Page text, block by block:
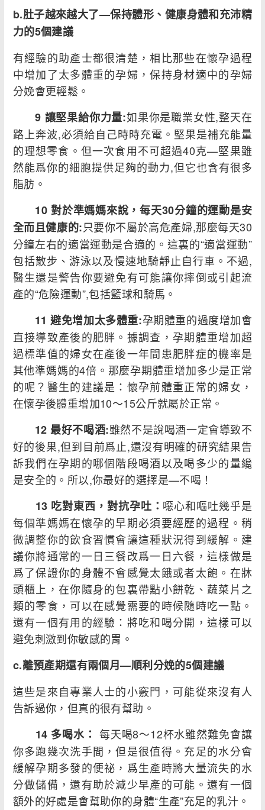
b.肚子越來越大了—保持體形、健康身體和充沛精
力的5個建議
有經驗的助產士都很清楚，相比那些在懷孕過程
中增加了太多體重的孕婦，保持身材適中的孕婦
分娩會更輕鬆。
9 讓堅果給你力量:如果你是職業女性,整天在
路上奔波,必須給自己時時充電。堅果是補充能量
的理想零食。但一次食用不可超過40克—堅果雖
然能爲你的細胞提供足夠的動力,但它也含有很多
脂肪。
10 對於準媽媽來說，每天30分鐘的運動是安
全而且健康的:只要你不屬於高危產婦,那麼每天30
分鐘左右的適當運動是合適的。這裏的“適當運動”
包括散步、游泳以及慢速地騎靜止自行車。不過,
醫生還是警告你要避免有可能讓你摔倒或引起流
產的“危險運動”,包括籃球和騎馬。
11 避免增加太多體重:孕期體重的過度增加會
直接導致產後的肥胖。據調查，孕期體重增加超
過標準值的婦女在產後一年間患肥胖症的機率是
其他準媽媽的4倍。那麼孕期體重增加多少是正常
的呢？醫生的建議是：懷孕前體重正常的婦女，
在懷孕後體重增加10～15公斤就屬於正常。
12 最好不喝酒:雖然不是說喝酒一定會導致不
好的後果,但到目前爲止,還沒有明確的研究結果告
訴我們在孕期的哪個階段喝酒以及喝多少的量纔
是安全的。所以,你最好的選擇是—不喝！
13 吃對東西，對抗孕吐： 噁心和嘔吐幾乎是
每個準媽媽在懷孕的早期必須要經歷的過程。稍
微調整你的飲食習慣會讓這種狀況得到緩解。建
議你將通常的一日三餐改爲一日六餐，這樣做是
爲了保證你的身體不會感覺太餓或者太飽。在牀
頭櫃上，在你隨身的包裏帶點小餅乾、蔬菜片之
類的零食，可以在感覺需要的時候隨時吃一點。
還有一個有用的經驗：將吃和喝分開，這樣可以
避免刺激到你敏感的胃。
c.離預產期還有兩個月—順利分娩的5個建議
這些是來自專業人士的小竅門，可能從來沒有人
告訴過你，但真的很有幫助。
14 多喝水： 每天喝8～12杯水雖然難免會讓
你多跑幾次洗手間，但是很值得。充足的水分會
緩解孕期多發的便祕，爲生產時將大量流失的水
分做儲備，還有助於減少早產的可能。還有一個
額外的好處是會幫助你的身體“生產”充足的乳汁。